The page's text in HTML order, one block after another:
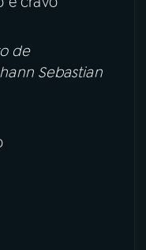
de
Sebastian